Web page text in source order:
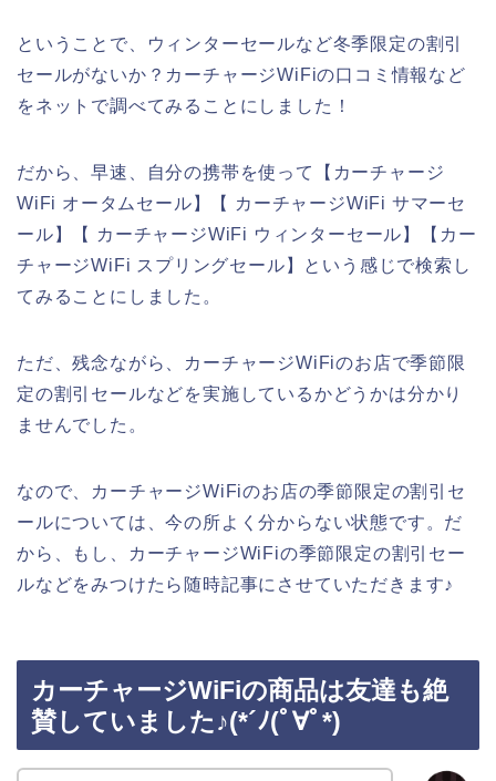
ということで、ウィンターセールなど冬季限定の割引
セールがないか？カーチャージWiFiの口コミ情報など
をネットで調べてみることにしました！
だから、早速、自分の携帯を使って【カーチャージ
WiFi オータムセール】【 カーチャージWiFi サマーセ
ール】【 カーチャージWiFi ウィンターセール】【カー
チャージWiFi スプリングセール】という感じで検索し
てみることにしました。
ただ、残念ながら、カーチャージWiFiのお店で季節限
定の割引セールなどを実施しているかどうかは分かり
ませんでした。
なので、カーチャージWiFiのお店の季節限定の割引セ
ールについては、今の所よく分からない状態です。だ
から、もし、カーチャージWiFiの季節限定の割引セー
ルなどをみつけたら随時記事にさせていただきます♪
カーチャージWiFiの商品は友達も絶
賛していました♪(*´ﾉ(ﾟ∀ﾟ*)